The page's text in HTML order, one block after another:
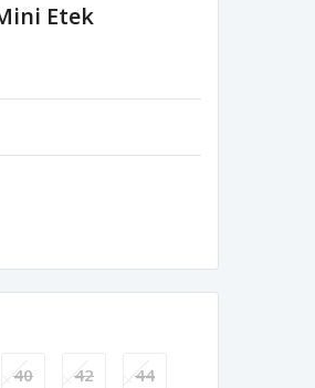
Etek
40 42 44